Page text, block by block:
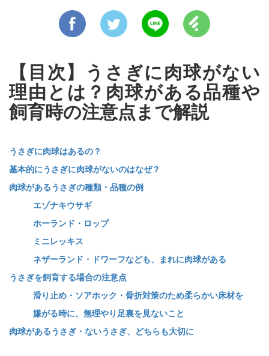
【目次】うさぎに肉球がない
理由とは？肉球がある品種や
飼育時の注意点まで解説
うさぎに肉球はあるの？
基本的にうさぎに肉球がないのはなぜ？
肉球があるうさぎの種類・品種の例
エゾナキウサギ
ホーランド・ロップ
ミニレッキス
ネザーランド・ドワーフなども、まれに肉球がある
うさぎを飼育する場合の注意点
滑り止め・ソアホック・骨折対策のため柔らかい床材を
嫌がる時に、無理やり足裏を見ないこと
肉球があるうさぎ・ないうさぎ、どちらも大切に